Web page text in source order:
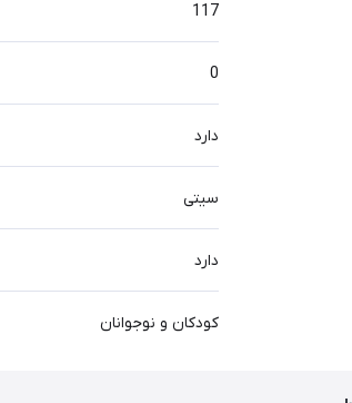
117
0
دارد
سیتی
دارد
کودکان و نوجوانان